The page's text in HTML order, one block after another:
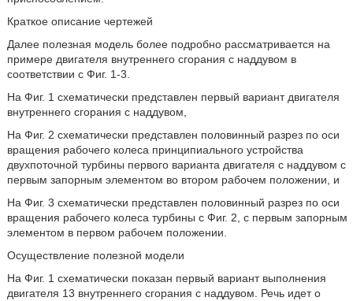
Краткое описание чертежей
Далее полезная модель более подробно рассматривается на
примере двигателя внутреннего сгорания с наддувом в
соответствии с Фиг. 1-3.
На Фиг. 1 схематически представлен первый вариант двигателя
внутреннего сгорания с наддувом,
На Фиг. 2 схематически представлен половинный разрез по оси
вращения рабочего колеса принципиального устройства
двухпоточной турбины первого варианта двигателя с наддувом с
первым запорным элементом во втором рабочем положении, и
На Фиг. 3 схематически представлен половинный разрез по оси
вращения рабочего колеса турбины с Фиг. 2, с первым запорным
элементом в первом рабочем положении.
Осуществление полезной модели
На Фиг. 1 схематически показан первый вариант выполнения
двигателя 13 внутреннего сгорания с наддувом. Речь идет о